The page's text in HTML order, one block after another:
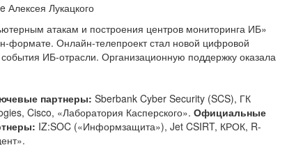
Лукацкого
атакам и построения центров мониторинга ИБ»
Онлайн-телепроект стал новой цифровой
ИБ-отрасли. Организационную поддержку оказала
партнеры: Sberbank Cyber Security (SCS), ГК
Cisco, «Лаборатория Касперского». Официальные
IZ:SOC («Информзащита»), Jet CSIRT, КРОК, R-